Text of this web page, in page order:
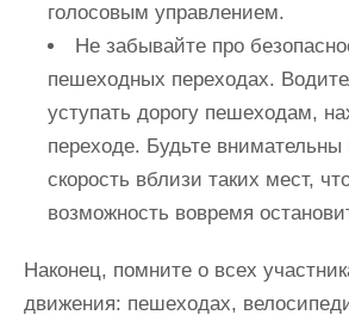
голосовым управлением.
Не забывайте про
пешеходных переходах.
уступать дорогу пешеходам,
переходе. Будьте
скорость вблизи таких мест,
возможность вовремя
Наконец, помните о всех
движения: пешеходах,